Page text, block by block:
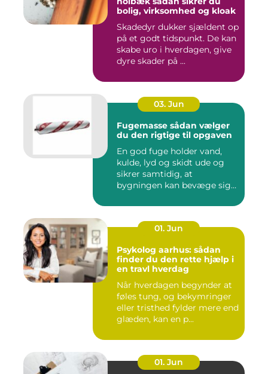
bolig, virksomhed og kloak
Skadedyr dukker sjældent op
på et godt tidspunkt. De kan
skabe uro i hverdagen, give
dyre skader på ...
03. Jun
Fugemasse sådan vælger
du den rigtige til opgaven
En god fuge holder vand,
kulde, lyd og skidt ude og
sikrer samtidig, at
bygningen kan bevæge sig
01. Jun
Psykolog aarhus: sådan
finder du den rette hjælp i
en travl hverdag
Når hverdagen begynder at
føles tung, og bekymringer
eller tristhed fylder mere end
glæden, kan en p...
01. Jun